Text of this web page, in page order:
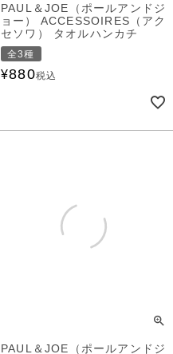
PAUL＆JOE（ポールアンドジ
ョー） ACCESSOIRES（アク
セソワ） タオルハンカチ
全3種
¥880税込
PAUL＆JOE（ポールアンドジ